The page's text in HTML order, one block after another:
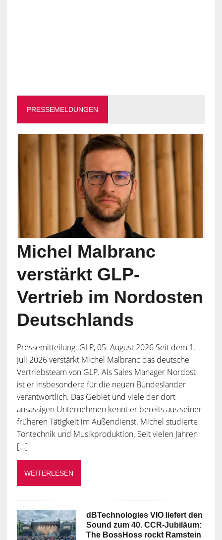
PRESSEMELDUNGEN
Michel Malbranc
verstärkt GLP-
Vertrieb im Nordosten
Deutschlands
Pressemitteilung: GLP, 05. August 2026 Seit dem 1.
Juli 2026 verstärkt Michel Malbranc das deutsche
Vertriebsteam von GLP. Als Sales Manager Nordost
ist er insbesondere für die neuen Bundesländer
verantwortlich. Das Gebiet und viele der dort
ansässigen Unternehmen kennt er bereits aus seiner
früheren Tätigkeit im Außendienst. Michel studierte
Tontechnik und Musikproduktion. Seit vielen Jahren
[...]
WEITERLESEN
dBTechnologies VIO liefert den
Sound zum 40. CCR-Jubiläum:
The BossHoss rockt Ramstein